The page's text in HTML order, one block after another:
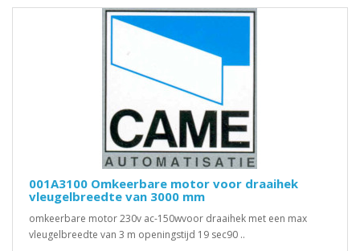
001A3100 Omkeerbare motor voor draaihek
vleugelbreedte van 3000 mm
omkeerbare motor 230v ac-150wvoor draaihek met een max
vleugelbreedte van 3 m openingstijd 19 sec90 ..